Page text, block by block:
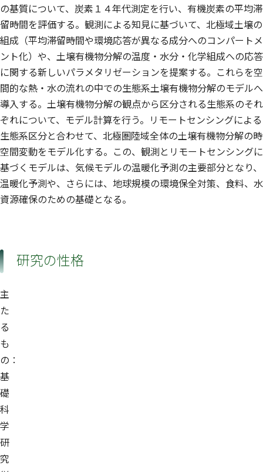
の基質について、炭素１４年代測定を行い、有機炭素の平均滞
留時間を評価する。観測による知見に基づいて、北極域土壌の
組成（平均滞留時間や環境応答が異なる成分へのコンパートメ
ント化）や、土壌有機物分解の温度・水分・化学組成への応答
に関する新しいパラメタリゼーションを提案する。これらを空
間的な熱・水の流れの中での生態系土壌有機物分解のモデルへ
導入する。土壌有機物分解の観点から区分される生態系のそれ
ぞれについて、モデル計算を行う。リモートセンシングによる
生態系区分と合わせて、北極圏陸域全体の土壌有機物分解の時
空間変動をモデル化する。この、観測とリモートセンシングに
基づくモデルは、気候モデルの温暖化予測の主要部分となり、
温暖化予測や、さらには、地球規模の環境保全対策、食料、水
資源確保のための基礎となる。
研究の性格
主
た
る
も
の：
基
礎
科
学
研
究